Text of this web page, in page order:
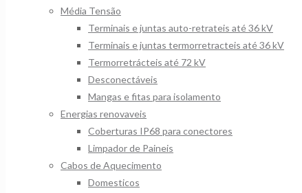
Média Tensão
Terminais e juntas auto-retrateis até 36 kV
Terminais e juntas termorretracteis até 36 kV
Termorretrácteis até 72 kV
Desconectáveis
Mangas e fitas para isolamento
Energias renovaveis
Coberturas IP68 para conectores
Limpador de Paineis
Cabos de Aquecimento
Domesticos